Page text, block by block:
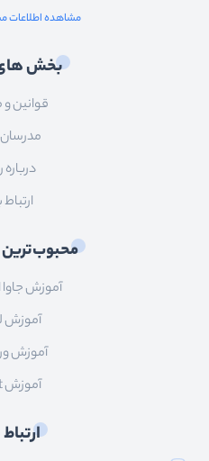
مشاهده اطلاعات
بخش
قوانین و
ارتباط
آموزش
آموزش
آموزش
آموزش react